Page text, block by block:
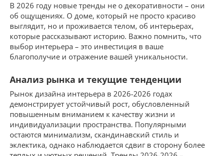
В 2026 году новые тренды не о декоративности – они
об ощущениях. О доме, который не просто красиво
выглядит, но и проживается телом, об интерьерах,
которые рассказывают историю. Важно помнить, что
выбор интерьера – это инвестиция в ваше
благополучие и отражение вашей уникальности.
Анализ рынка и текущие тенденции
Рынок дизайна интерьера в 2026-2026 годах
демонстрирует устойчивый рост, обусловленный
повышенным вниманием к качеству жизни и
индивидуализации пространства. Популярными
остаются минимализм, скандинавский стиль и
эклектика, однако наблюдается сдвиг в сторону более